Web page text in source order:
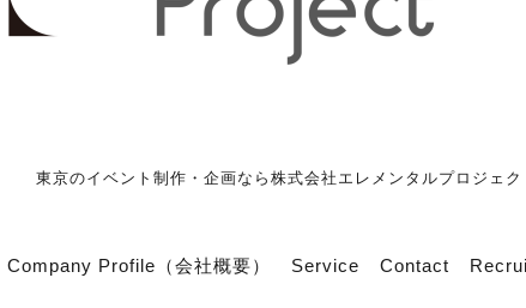
東京のイベント制作・企画なら株式会社エレメンタルプロジェク
Company Profile（会社概要） Service Contact